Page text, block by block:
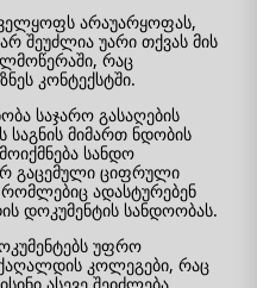
არაუარყოფას,
შეუძლია უარი თქვას მის
რაც
კონტექსტში.
საჯარო გასაღების
მიმართ ნდობის
სანდო
გაცემული ციფრული
ადასტურებენ
დოკუმენტის სანდოობას.
უფრო
კოლეგები, რაც